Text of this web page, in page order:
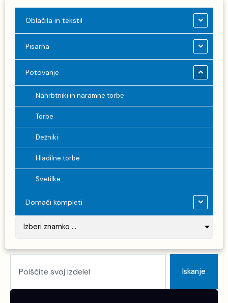
Oblačila in tekstil
Pisarna
Potovanje
Nahrbtniki in naramne torbe
Torbe
Dežniki
Hladilne torbe
Svetilke
Domači kompleti
Izberi znamko ...
Iskanje